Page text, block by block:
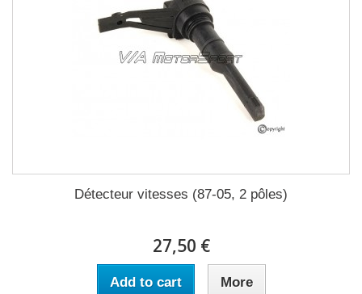
Détecteur vitesses (87-05, 2 pôles)
27,50 €
Add to cart More